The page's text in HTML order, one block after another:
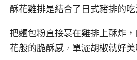
酥花雞排是結合了日式豬排的吃
把麵包粉直接裹在雞排上酥炸
花般的脆酥感，單灑胡椒就好美